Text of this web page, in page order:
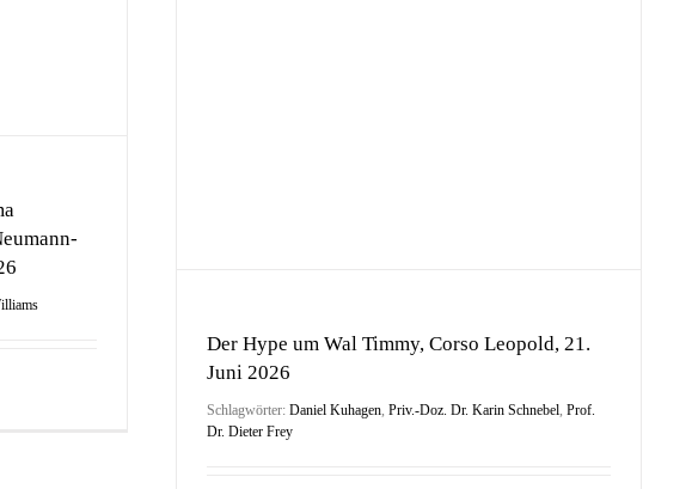
Der Hype um Wal Timmy, Corso Leopold, 21.
Juni 2026
Schlagwörter:Daniel Kuhagen,Priv.-Doz. Dr. Karin Schnebel,Prof.
Dr. Dieter Frey